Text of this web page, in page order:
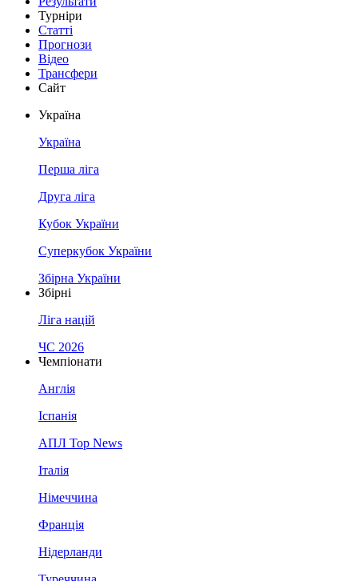
Турніри
Статті
Прогнози
Відео
Трансфери
Сайт
Україна
Україна
Перша ліга
Друга ліга
Кубок України
Суперкубок України
Збірна України
Збірні
Ліга націй
ЧС 2026
Чемпіонати
Англія
Іспанія
АПЛ Top News
Італія
Німеччина
Франція
Нідерланди